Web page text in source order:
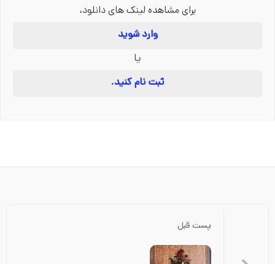
برای مشاهده لینک های دانلود،
وارد شوید
یا
ثبت نام کنید.
پست قبل